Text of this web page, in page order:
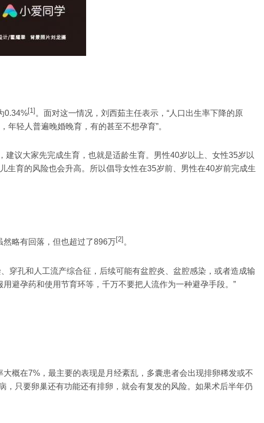
0.34%[1] 。面对这一情况，刘西茹主任表示，“人口出生率下降的原
轻人普遍晚婚晚育，有的甚至不想孕育”。
建议大家先完成生育，也就是适龄生育。男性40岁以上、女性35岁以
生育的风险也会升高。所以倡导女性在35岁前、男性在40岁前完成生
略有回落，但也超过了896万 [2] 。
穿孔和人工流产综合征，后续可能有盆腔炎、盆腔感染，或者造成输
避孕药和使用节育环等，千万不要把人流作为一种避孕手段。”
概在7%，最主要的表现是月经紊乱，多囊患者会出现排卵稀发或不
只要卵巢还有功能还有排卵，就会有复发的风险。如果术后半年仍